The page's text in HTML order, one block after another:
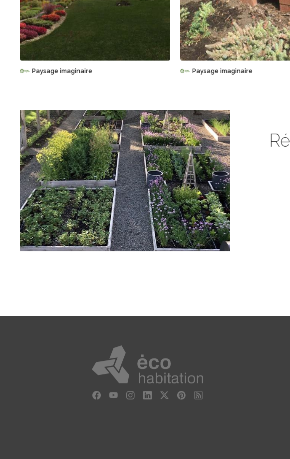
Sauvegarder
Paysage imaginaire
Sauvegarder
Paysage imaginaire